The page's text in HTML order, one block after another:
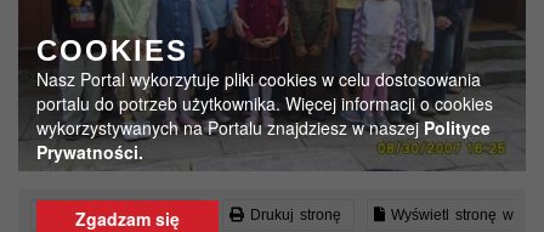
COOKIES
Nasz Portal wykorzytuje pliki cookies w celu dostosowania
portalu do potrzeb użytkownika. Więcej informacji o cookies
wykorzystywanych na Portalu znajdziesz w naszej Polityce
Prywatności.
Zgadzam się
Czytaj artykuł (lektor) Drukuj stronę Wyświetl stronę w